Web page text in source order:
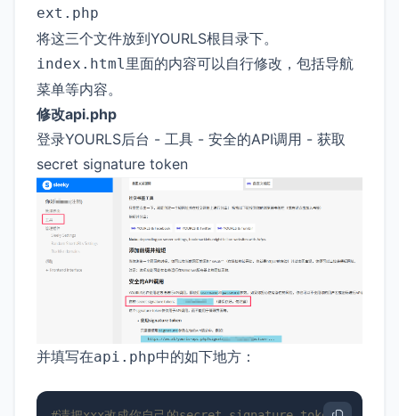
ext.php
将这三个文件放到YOURLS根目录下。
index.html里面的内容可以自行修改，包括导航
菜单等内容。
修改api.php
登录YOURLS后台 - 工具 - 安全的API调用 - 获取
secret signature token
并填写在api.php中的如下地方：